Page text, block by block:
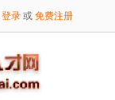
登录 或 免费注册